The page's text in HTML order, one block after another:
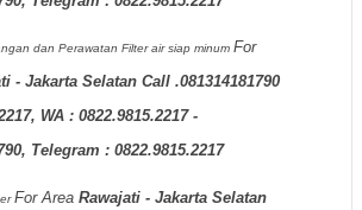
dan Perawatan Filter air siap minum For
- Jakarta Selatan Call .081314181790
WA : 0822.9815.2217 -
Telegram : 0822.9815.2217
For Area Rawajati - Jakarta Selatan